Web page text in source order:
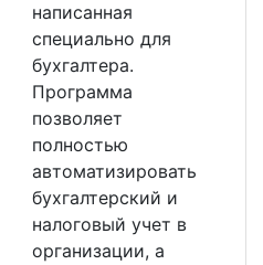
написанная
специально для
бухгалтера.
Программа
позволяет
полностью
автоматизировать
бухгалтерский и
налоговый учет в
организации, а